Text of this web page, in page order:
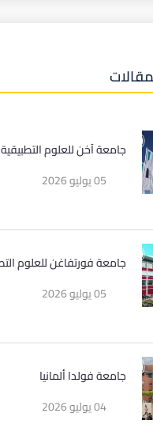
جامعة آخن للعلوم التطبيقية
05 يوليو 2026
جامعة فورتفاغن للعلوم
05 يوليو 2026
جامعة فولدا ألمانيا
04 يوليو 2026